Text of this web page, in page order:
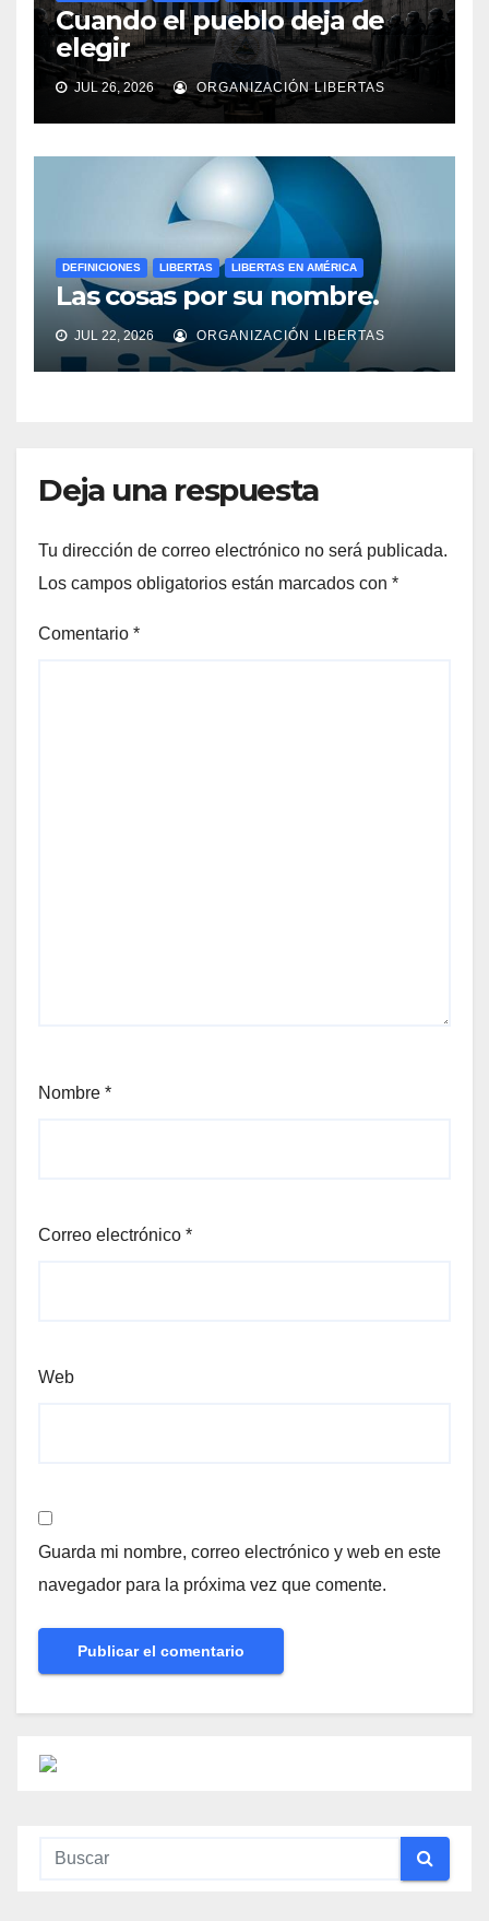
Cuando el pueblo deja de
elegir
JUL 26, 2026 ORGANIZACIÓN LIBERTAS
DEFINICIONES LIBERTAS LIBERTAS EN AMÉRICA
Las cosas por su nombre.
JUL 22, 2026 ORGANIZACIÓN LIBERTAS
Deja una respuesta
Tu dirección de correo electrónico no será publicada.
Los campos obligatorios están marcados con *
Comentario *
Nombre *
Correo electrónico *
Web
Guarda mi nombre, correo electrónico y web en este
navegador para la próxima vez que comente.